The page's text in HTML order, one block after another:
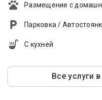
Размещение с
Парковка /
С кухней
Все услуги